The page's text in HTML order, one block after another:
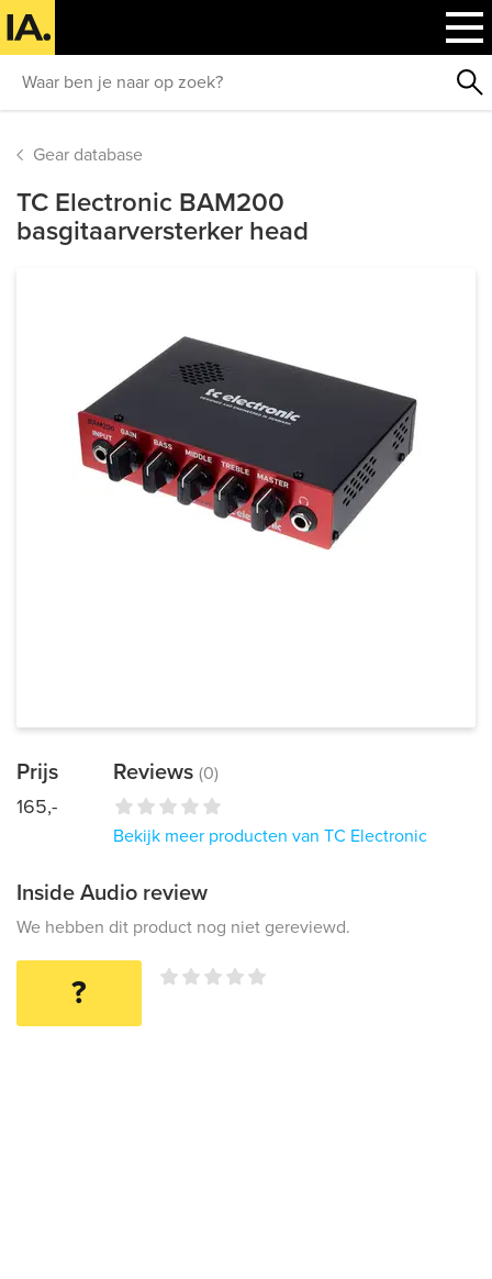
Gear database
TC Electronic BAM200
basgitaarversterker head
Prijs
165,-
Reviews (0)
Bekijk meer producten van TC Electronic
Inside Audio review
We hebben dit product nog niet gereviewd.
?